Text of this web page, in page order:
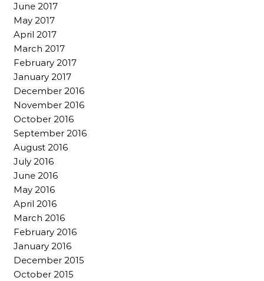
June 2017
May 2017
April 2017
March 2017
February 2017
January 2017
December 2016
November 2016
October 2016
September 2016
August 2016
July 2016
June 2016
May 2016
April 2016
March 2016
February 2016
January 2016
December 2015
October 2015